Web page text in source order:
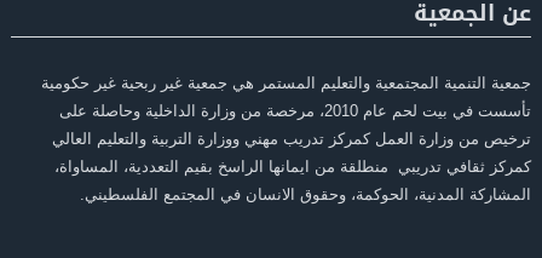
عن الجمعية
جمعية التنمية المجتمعية والتعليم المستمر هي جمعية غير ربحية غير حكومية
تأسست في بيت لحم عام 2010، مرخصة من وزارة الداخلية وحاصلة على
ترخيص من وزارة العمل كمركز تدريب مهني ووزارة التربية والتعليم العالي
كمركز ثقافي تدريبي منطلقة من ايمانها الراسخ بقيم التعددية، المساواة،
المشاركة المدنية، الحوكمة، وحقوق الانسان في المجتمع الفلسطيني.